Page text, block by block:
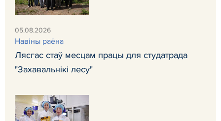
05.08.2026
Навiны раёна
Лясгас стаў месцам працы для студатрада
"Захавальнікі лесу"